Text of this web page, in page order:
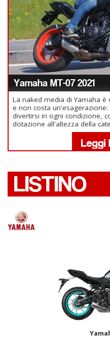
Yamaha MT-07 2021
La naked media di Yamaha
e non costa
divertirsi in ogni condizione,
dotazione all'altezza della
LISTINO